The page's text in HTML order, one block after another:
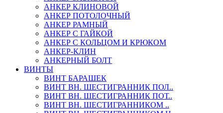
АНКЕР КЛИНОВОЙ
АНКЕР ПОТОЛОЧНЫЙ
АНКЕР РАМНЫЙ
АНКЕР С ГАЙКОЙ
АНКЕР С КОЛЬЦОМ И КРЮКОМ
АНКЕР-КЛИН
АНКЕРНЫЙ БОЛТ
ВИНТЫ
ВИНТ БАРАШЕК
ВИНТ ВН. ШЕСТИГРАННИК ПОЛ..
ВИНТ ВН. ШЕСТИГРАННИК ПОТ..
ВИНТ ВН. ШЕСТИГРАННИКОМ ..